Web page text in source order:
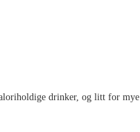
drinker, og litt for mye